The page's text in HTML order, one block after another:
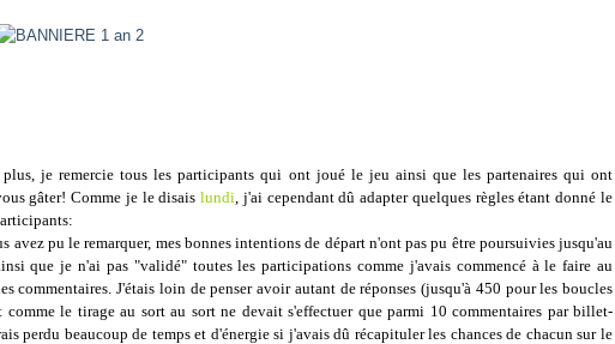
je remercie tous les participants qui ont joué le jeu ainsi que les partenaires qui ont
gâter! Comme je le disais lundi, j'ai cependant dû adapter quelques règles étant donné le
avez pu le remarquer, mes bonnes intentions de départ n'ont pas pu être poursuivies jusqu'au
que je n'ai pas "validé" toutes les participations comme j'avais commencé à le faire au
commentaires. J'étais loin de penser avoir autant de réponses (jusqu'à 450 pour les boucles
comme le tirage au sort au sort ne devait s'effectuer que parmi 10 commentaires par billet-
perdu beaucoup de temps et d'énergie si j'avais dû récapituler les chances de chacun sur le